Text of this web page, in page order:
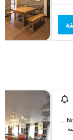
No. 487 Jianguo 3rd Road, مدينة كاوهسيونغ, تايوان